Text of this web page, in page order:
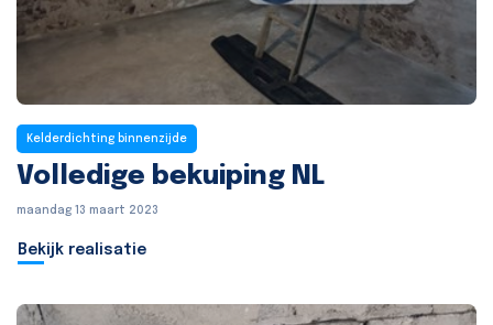
Kelderdichting binnenzijde
Volledige bekuiping NL
maandag 13 maart 2023
Bekijk realisatie